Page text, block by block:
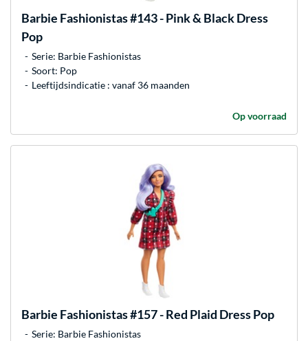
Barbie Fashionistas #143 - Pink & Black Dress
Pop
Serie: Barbie Fashionistas
Soort: Pop
Leeftijdsindicatie : vanaf 36 maanden
Op voorraad
Barbie Fashionistas #157 - Red Plaid Dress Pop
Serie: Barbie Fashionistas